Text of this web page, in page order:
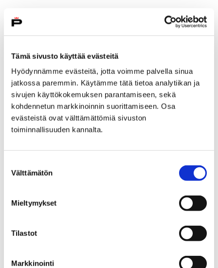
Tämä sivusto käyttää evästeitä
Hyödynnämme evästeitä, jotta voimme palvella sinua
jatkossa paremmin. Käytämme tätä tietoa analytiikan ja
sivujen käyttökokemuksen parantamiseen, sekä
kohdennetun markkinoinnin suorittamiseen. Osa
evästeistä ovat välttämättömiä sivuston
toiminnallisuuden kannalta.
valinta
Välttämätön
Mieltymykset
Tilastot
Markkinointi
Melo Kokemäenjoessa kuutamolla
8 elokuun, 2019
perjantaina 16. elokuuta öiselle joelle.